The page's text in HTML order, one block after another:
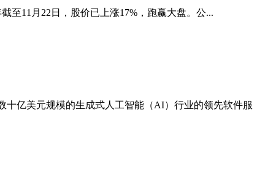
至11月22日，股价已上涨17%，跑赢大盘。公...
十亿美元规模的生成式人工智能（AI）行业的领先软件服